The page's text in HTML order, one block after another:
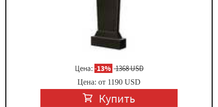
Цена: -13% 1368 USD
Цена: от 1190 USD
Купить